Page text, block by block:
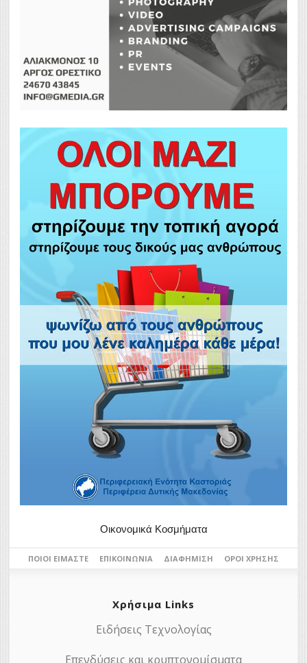
Οικονομικά Κοσμήματα
ΠΟΙΟΙ ΕΊΜΑΣΤΕ ΕΠΙΚΟΙΝΩΝΊΑ ΔΙΑΦΉΜΙΣΗ ΌΡΟΙ ΧΡΉΣΗΣ
Χρήσιμα Links
Ειδήσεις Τεχνολογίας
Επενδύσεις και κρυπτονομίσματα